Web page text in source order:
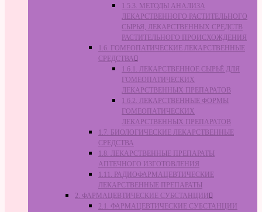
1.5.3. МЕТОДЫ АНАЛИЗА
ЛЕКАРСТВЕННОГО РАСТИТЕЛЬНОГО
СЫРЬЯ, ЛЕКАРСТВЕННЫХ СРЕДСТВ
РАСТИТЕЛЬНОГО ПРОИСХОЖДЕНИЯ
1.6. ГОМЕОПАТИЧЕСКИЕ ЛЕКАРСТВЕННЫЕ
СРЕДСТВА
1.6.1. ЛЕКАРСТВЕННОЕ СЫРЬЁ ДЛЯ
ГОМЕОПАТИЧЕСКИХ
ЛЕКАРСТВЕННЫХ ПРЕПАРАТОВ
1.6.2. ЛЕКАРСТВЕННЫЕ ФОРМЫ
ГОМЕОПАТИЧЕСКИХ
ЛЕКАРСТВЕННЫХ ПРЕПАРАТОВ
1.7. БИОЛОГИЧЕСКИЕ ЛЕКАРСТВЕННЫЕ
СРЕДСТВА
1.8. ЛЕКАРСТВЕННЫЕ ПРЕПАРАТЫ
АПТЕЧНОГО ИЗГОТОВЛЕНИЯ
1.11. РАДИОФАРМАЦЕВТИЧЕСКИЕ
ЛЕКАРСТВЕННЫЕ ПРЕПАРАТЫ
2. ФАРМАЦЕВТИЧЕСКИЕ СУБСТАНЦИИ
2.1. ФАРМАЦЕВТИЧЕСКИЕ СУБСТАНЦИИ